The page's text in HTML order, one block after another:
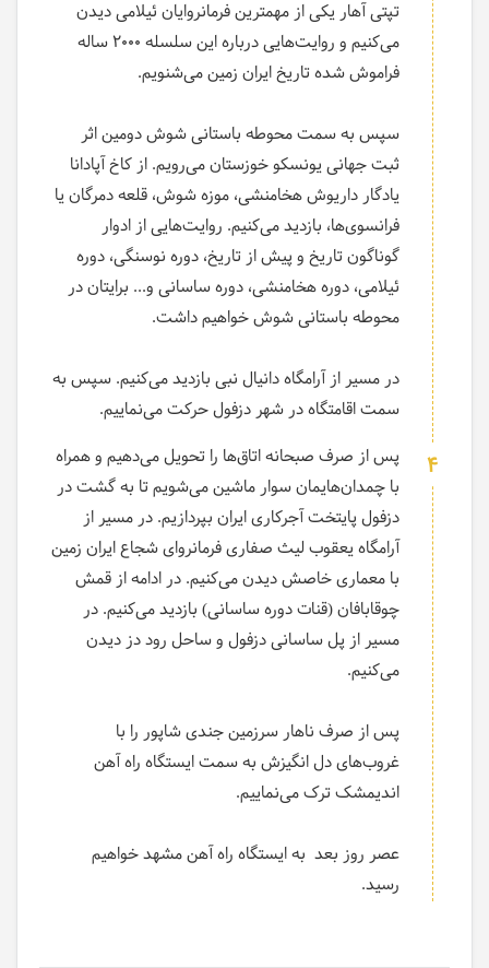
تپتی آهار یکی از مهمترین فرمانروایان ئیلامی دیدن
می‌کنیم و روایت‌هایی درباره این سلسله 2000 ساله
فراموش شده تاریخ ایران زمین می‌شنویم.
سپس به سمت محوطه باستانی شوش دومین اثر
ثبت جهانی یونسکو خوزستان می‌رویم. از کاخ آپادانا
یادگار داریوش هخامنشی، موزه شوش، قلعه دمرگان یا
فرانسوی‌ها، بازدید می‌کنیم. روایت‌هایی از ادوار
گوناگون تاریخ و پیش از تاریخ، دوره نوسنگی، دوره
ئیلامی، دوره هخامنشی، دوره ساسانی و... برایتان در
محوطه باستانی شوش خواهیم داشت.
در مسیر از آرامگاه دانیال نبی بازدید می‌کنیم. سپس به
سمت اقامتگاه در شهر دزفول حرکت می‌نماییم.
4
پس از صرف صبحانه اتاق‌ها را تحویل می‌دهیم و همراه
با چمدان‌هایمان سوار ماشین می‌شویم تا به گشت در
دزفول پایتخت آجرکاری ایران بپردازیم. در مسیر از
آرامگاه یعقوب لیث صفاری فرمانروای شجاع ایران زمین
با معماری خاصش دیدن می‌کنیم. در ادامه از قمش
چوقابافان (قنات دوره ساسانی) بازدید می‌کنیم. در
مسیر از پل ساسانی دزفول و ساحل رود دز دیدن
می‌کنیم.
پس از صرف ناهار سرزمین جندی شاپور را با
غروب‌های دل انگیزش به سمت ایستگاه راه آهن
اندیمشک ترک می‌نماییم.
عصر روز بعد به ایستگاه راه آهن مشهد خواهیم
رسید.